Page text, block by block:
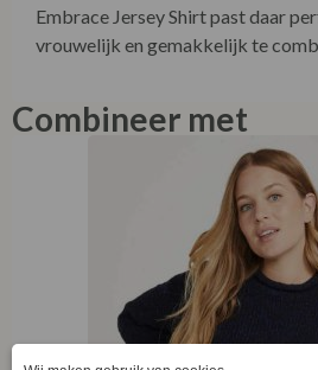
Embrace Jersey Shirt past daar
vrouwelijk en gemakkelijk te
Combineer met